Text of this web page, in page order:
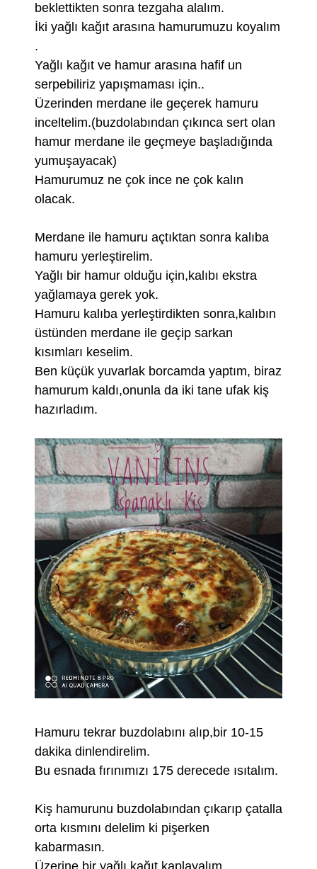
beklettikten sonra tezgaha alalım.
İki yağlı kağıt arasına hamurumuzu koyalım
.
Yağlı kağıt ve hamur arasına hafif un
serpebiliriz yapışmaması için..
Üzerinden merdane ile geçerek hamuru
inceltelim.(buzdolabından çıkınca sert olan
hamur merdane ile geçmeye başladığında
yumuşayacak)
Hamurumuz ne çok ince ne çok kalın
olacak.
Merdane ile hamuru açtıktan sonra kalıba
hamuru yerleştirelim.
Yağlı bir hamur olduğu için,kalıbı ekstra
yağlamaya gerek yok.
Hamuru kalıba yerleştirdikten sonra,kalıbın
üstünden merdane ile geçip sarkan
kısımları keselim.
Ben küçük yuvarlak borcamda yaptım, biraz
hamurum kaldı,onunla da iki tane ufak kiş
hazırladım.
Hamuru tekrar buzdolabını alıp,bir 10-15
dakika dinlendirelim.
Bu esnada fırınımızı 175 derecede ısıtalım.
Kiş hamurunu buzdolabından çıkarıp çatalla
orta kısmını delelim ki pişerken
kabarmasın.
Üzerine bir yağlı kağıt kaplayalım.